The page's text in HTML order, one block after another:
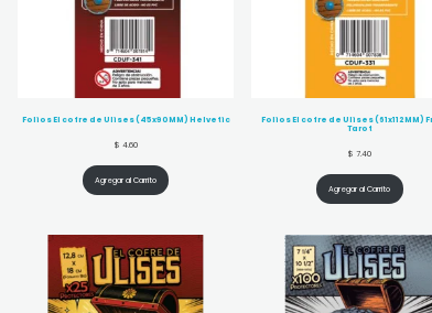
Folios El cofre de Ulises (45x90MM) Helvetic
$ 4.60
Agregar al Carrito
Folios El cofre de Ulises (61x112MM)
Tarot
$ 7.40
Agregar al Carrito